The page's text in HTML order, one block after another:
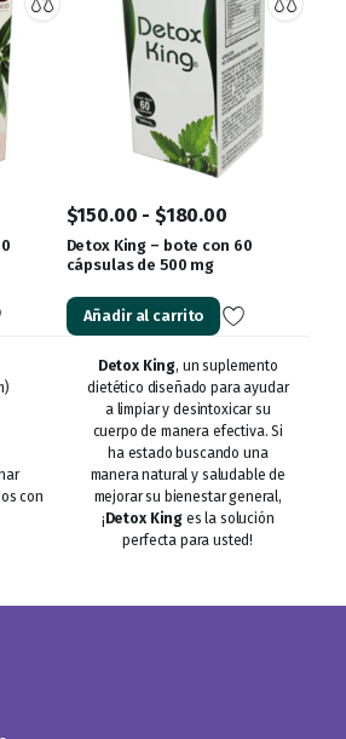
con
$150.00 - $180.00
Detox King – bote con 60
cápsulas de 500 mg
Añadir al carrito
Detox King, un suplemento
dietético diseñado para ayudar
a limpiar y desintoxicar su
cuerpo de manera efectiva. Si
ha estado buscando una
manera natural y saludable de
mejorar su bienestar general,
¡ Detox King es la solución
perfecta para usted!